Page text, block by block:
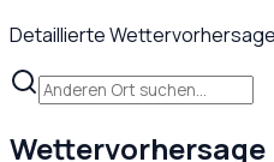
Detaillierte
Wettervorhersage